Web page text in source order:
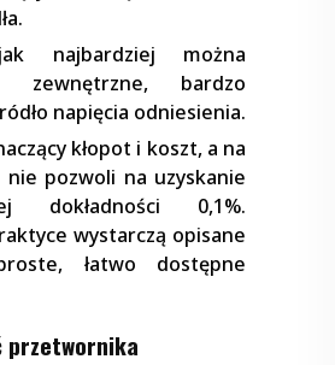
najbardziej można
zewnętrzne, bardzo
napięcia odniesienia.
kłopot i koszt, a na
pozwoli na uzyskanie
dokładności 0,1%.
wystarczą opisane
łatwo dostępne
przetwornika